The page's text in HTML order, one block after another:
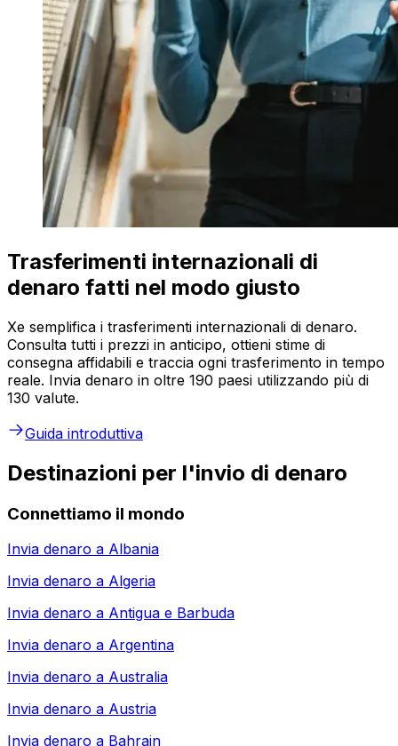
Trasferimenti internazionali di
denaro fatti nel modo giusto
Xe semplifica i trasferimenti internazionali di denaro.
Consulta tutti i prezzi in anticipo, ottieni stime di
consegna affidabili e traccia ogni trasferimento in tempo
reale. Invia denaro in oltre 190 paesi utilizzando più di
130 valute.
Guida introduttiva
Destinazioni per l'invio di denaro
Connettiamo il mondo
Invia denaro a Albania
Invia denaro a Algeria
Invia denaro a Antigua e Barbuda
Invia denaro a Argentina
Invia denaro a Australia
Invia denaro a Austria
Invia denaro a Bahrain